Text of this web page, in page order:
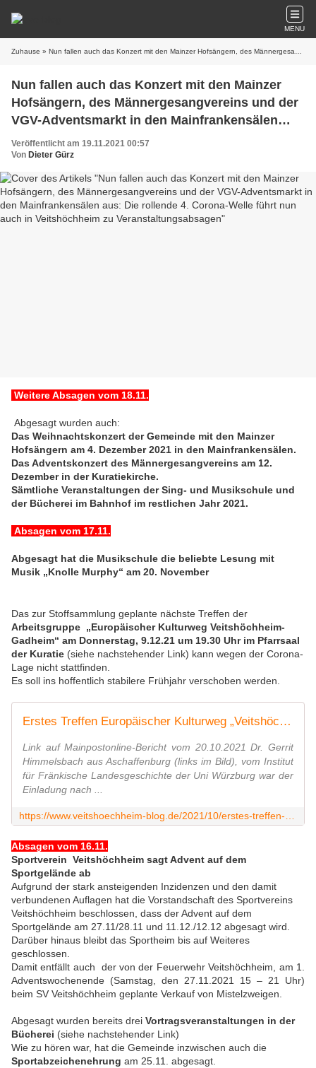
MENU
Zuhause » Nun fallen auch das Konzert mit den Mainzer Hofsängern, des Männergesangvereins und der VGV-Adventsmarkt in den Mainfrankensälen aus: Die rollende 4. Corona-Welle führt nun auch in Veitshöchheim zu Veranstaltungsabsagen
Nun fallen auch das Konzert mit den Mainzer
Hofsängern, des Männergesangvereins und der
VGV-Adventsmarkt in den Mainfrankensälen
aus: Die rollende 4. Corona-Welle führt nun
auch in Veitshöchheim zu
Veranstaltungsabsagen
Veröffentlicht am 19.11.2021 00:57
Von Dieter Gürz
Weitere Absagen vom 18.11.
Abgesagt wurden auch:
Das Weihnachtskonzert der Gemeinde mit den Mainzer
Hofsängern am 4. Dezember 2021 in den Mainfrankensälen.
Das Adventskonzert des Männergesangvereins am 12.
Dezember in der Kuratiekirche.
Sämtliche Veranstaltungen der Sing- und Musikschule und
der Bücherei im Bahnhof im restlichen Jahr 2021.
Absagen vom 17.11.
Abgesagt hat die Musikschule die beliebte Lesung mit
Musik „Knolle Murphy“ am 20. November
Das zur Stoffsammlung geplante nächste Treffen der
Arbeitsgruppe „Europäischer Kulturweg Veitshöchheim-
Gadheim“ am Donnerstag, 9.12.21 um 19.30 Uhr im Pfarrsaal
der Kuratie (siehe nachstehender Link) kann wegen der Corona-
Lage nicht stattfinden.
Es soll ins hoffentlich stabilere Frühjahr verschoben werden.
Erstes Treffen Europäischer Kulturweg „Veitshöchheim - Gadheim": Bürgermitwirkung und aktive Erinnerungsarbeit gefragt - Nächstes Treffen zur Stoffsammlung am 9. Dezember 2021 - Veitshöchheim News
Link auf Mainpostonline-Bericht vom 20.10.2021 Dr. Gerrit
Himmelsbach aus Aschaffenburg (links im Bild), vom Institut
für Fränkische Landesgeschichte der Uni Würzburg war der
Einladung nach ...
Absagen vom 16.11.
Sportverein Veitshöchheim sagt Advent auf dem
Sportgelände ab
Aufgrund der stark ansteigenden Inzidenzen und den damit
verbundenen Auflagen hat die Vorstandschaft des Sportvereins
Veitshöchheim beschlossen, dass der Advent auf dem
Sportgelände am 27.11/28.11 und 11.12./12.12 abgesagt wird.
Darüber hinaus bleibt das Sportheim bis auf Weiteres
geschlossen.
Damit entfällt auch der von der Feuerwehr Veitshöchheim, am 1.
Adventswochenende (Samstag, den 27.11.2021 15 – 21 Uhr)
beim SV Veitshöchheim geplante Verkauf von Mistelzweigen.
Abgesagt wurden bereits drei Vortragsveranstaltungen in der
Bücherei (siehe nachstehender Link)
Wie zu hören war, hat die Gemeinde inzwischen auch die
Sportabzeichenehrung am 25.11. abgesagt.